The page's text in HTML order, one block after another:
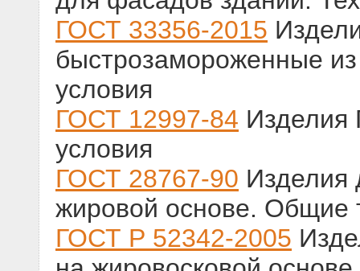
ГОСТ 33356-2015
быстрозамороженные
условия
ГОСТ 12997-84 Изделия
условия
ГОСТ 28767-90 Изделия
жировой основе. Общие
ГОСТ Р 52342-2005